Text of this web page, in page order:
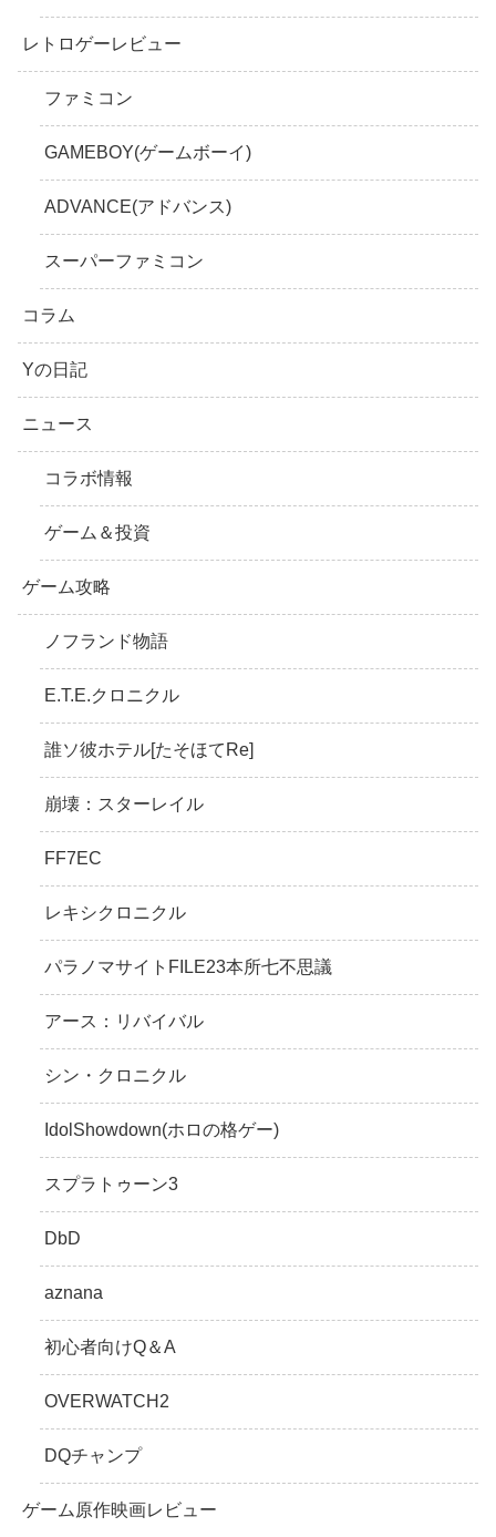
レトロゲーレビュー
ファミコン
GAMEBOY(ゲームボーイ)
ADVANCE(アドバンス)
スーパーファミコン
コラム
Yの日記
ニュース
コラボ情報
ゲーム＆投資
ゲーム攻略
ノフランド物語
E.T.E.クロニクル
誰ソ彼ホテル[たそほてRe]
崩壊：スターレイル
FF7EC
レキシクロニクル
パラノマサイトFILE23本所七不思議
アース：リバイバル
シン・クロニクル
IdolShowdown(ホロの格ゲー)
スプラトゥーン3
DbD
aznana
初心者向けQ＆A
OVERWATCH2
DQチャンプ
ゲーム原作映画レビュー